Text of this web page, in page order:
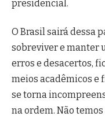
presidencial.
O Brasil sairá dessa
sobreviver e manter
erros e desacertos,
meios acadêmicos e
se torna
na ordem. Não